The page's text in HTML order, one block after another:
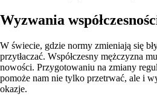
Wyzwania
W świecie, gdzie normy zmieniają się
przytłaczać. Współczesny mężczyzna
nowości. Przygotowaniu na zmiany
pomoże nam nie tylko przetrwać, ale i
okazje.